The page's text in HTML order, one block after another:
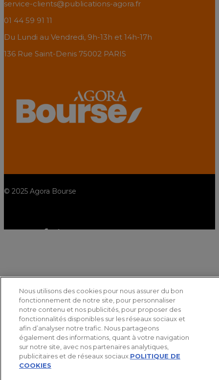
service-clients@publications-agora.fr
01 44 59 91 11
Du Lundi au Vendredi, 9h-13h et 14h-17h
136 Rue Saint-Denis 75002 PARIS
© 2025 Agora Bourse
spotify
Nous utilisons des cookies pour nous assurer du bon
fonctionnement de notre site, pour personnaliser
notre contenu et nos publicités, pour proposer des
fonctionnalités disponibles sur les réseaux sociaux et
afin d’analyser notre trafic. Nous partageons
également des informations, quant à votre navigation
sur notre site, avec nos partenaires analytiques,
publicitaires et de réseaux sociaux. POLITIQUE DE
COOKIES